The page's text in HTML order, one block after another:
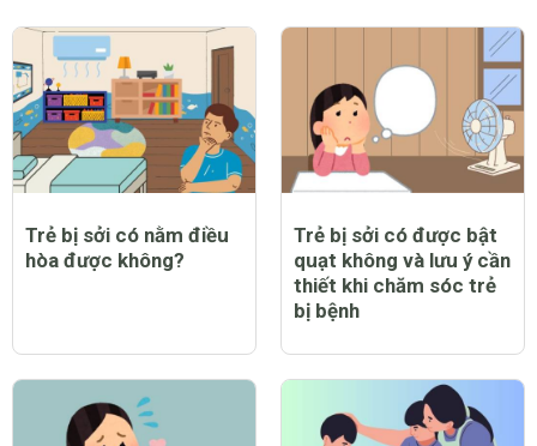
Trẻ bị sởi có nằm điều
hòa được không?
Trẻ bị sởi có được bật
quạt không và lưu ý cần
thiết khi chăm sóc trẻ
bị bệnh